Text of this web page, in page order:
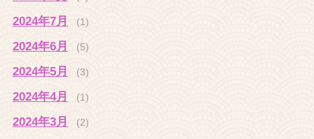
2024年7月 (1)
2024年6月 (5)
2024年5月 (3)
2024年4月 (1)
2024年3月 (2)